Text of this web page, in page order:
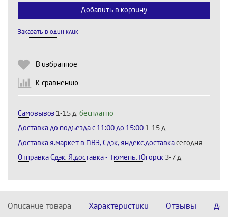
Добавить в корзину
Заказать в один клик
В избранное
К сравнению
Самовывоз 1-15 д, бесплатно
Доставка до подъезда c 11:00 до 15:00 1-15 д
Доставка я.маркет в ПВЗ, Сдэк, яндекс.доставка сегодня
Отправка Сдэк, Я.доставка - Тюмень, Югорск 3-7 д
Описание товара Характеристики Отзывы